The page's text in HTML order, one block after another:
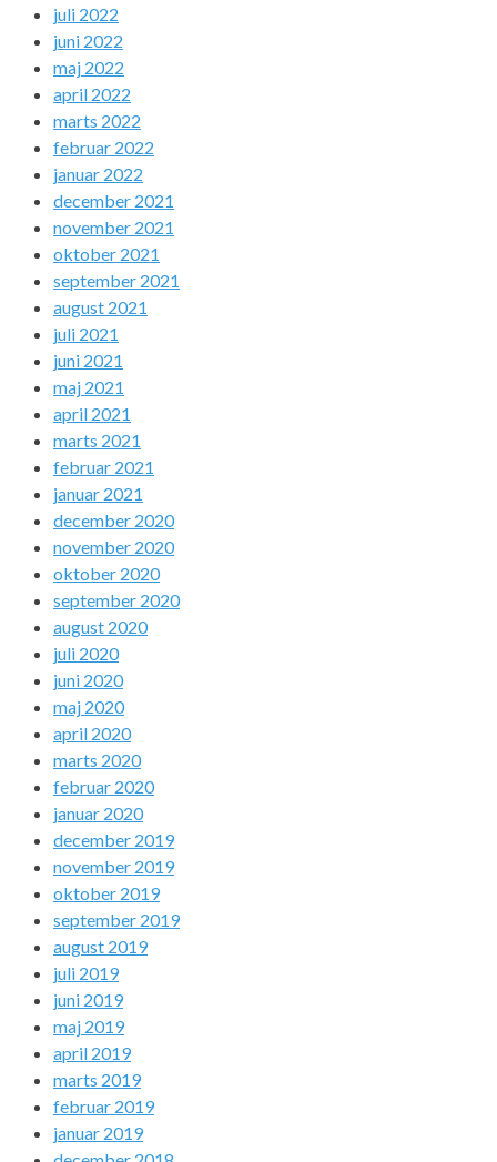
juli 2022
juni 2022
maj 2022
april 2022
marts 2022
februar 2022
januar 2022
december 2021
november 2021
oktober 2021
september 2021
august 2021
juli 2021
juni 2021
maj 2021
april 2021
marts 2021
februar 2021
januar 2021
december 2020
november 2020
oktober 2020
september 2020
august 2020
juli 2020
juni 2020
maj 2020
april 2020
marts 2020
februar 2020
januar 2020
december 2019
november 2019
oktober 2019
september 2019
august 2019
juli 2019
juni 2019
maj 2019
april 2019
marts 2019
februar 2019
januar 2019